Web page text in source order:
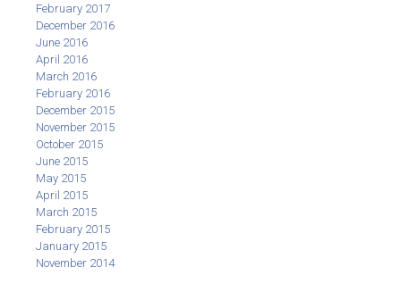
February 2017
December 2016
June 2016
April 2016
March 2016
February 2016
December 2015
November 2015
October 2015
June 2015
May 2015
April 2015
March 2015
February 2015
January 2015
November 2014